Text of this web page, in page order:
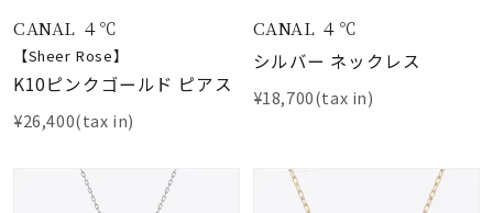
CANAL ４℃
【Sheer Rose】
K10ピンクゴールド ピアス
¥26,400(tax in)
CANAL ４℃
シルバー ネックレス
¥18,700(tax in)